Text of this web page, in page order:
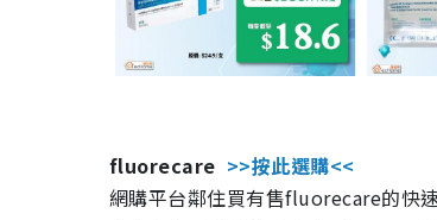
fluorecare >>按此選購<<
網購平台鄰住買有售fluorecare的快